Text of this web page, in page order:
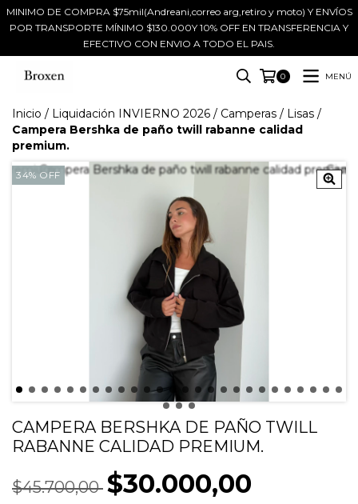
MINIMO DE COMPRA $75mil(Andreani,correo arg,retiro y moto) Y ENVÍOS
POR TRANSPORTE MÍNIMO $130.000Y 10% OFF EN TRANSFERENCIA Y
EFECTIVO CON ENVIO A TODO EL PAIS.
0 MENÚ
Inicio / Liquidación INVIERNO 2026 / Camperas / Lisas /
Campera Bershka de paño twill rabanne calidad
premium.
34% OFF
CAMPERA BERSHKA DE PAÑO TWILL
RABANNE CALIDAD PREMIUM.
$45.700,00 $30.000,00